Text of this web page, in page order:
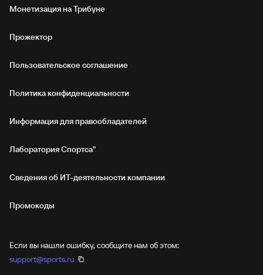
Монетизация на Трибуне
Прожектор
Пользовательское соглашение
Политика конфиденциальности
Информация для правообладателей
Лаборатория Спортса"
Сведения об ИТ‑деятельности компании
Промокоды
Если вы нашли ошибку, сообщите нам об этом:
support@sports.ru